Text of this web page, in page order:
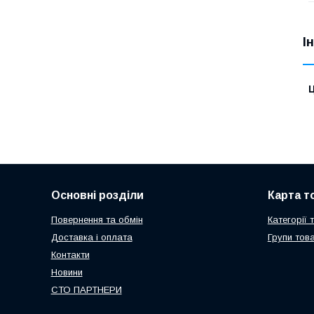
Основні розділи
Повернення та обмін
Доставка і оплата
Контакти
Новини
СТО ПАРТНЕРИ
Карта
Категорії
Групи